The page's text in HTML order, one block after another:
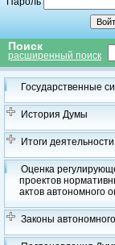
Поиск
расширенный поиск
Государственные
История Думы
Итоги
Оценка
проектов
актов автономного
Законы